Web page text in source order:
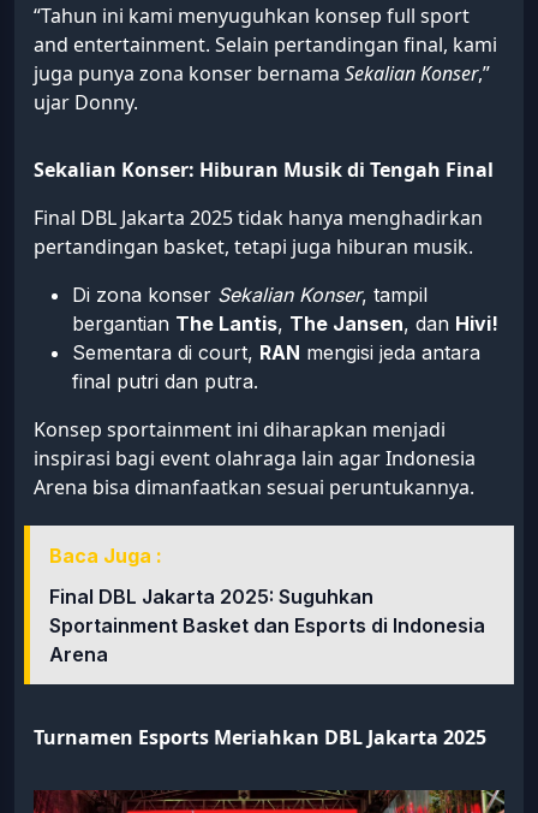
“Tahun ini kami menyuguhkan konsep full sport
and entertainment. Selain pertandingan final, kami
juga punya zona konser bernama Sekalian Konser,”
ujar Donny.
Sekalian Konser: Hiburan Musik di Tengah Final
Final DBL Jakarta 2025 tidak hanya menghadirkan
pertandingan basket, tetapi juga hiburan musik.
Di zona konser Sekalian Konser, tampil
bergantian The Lantis, The Jansen, dan Hivi!
Sementara di court, RAN mengisi jeda antara
final putri dan putra.
Konsep sportainment ini diharapkan menjadi
inspirasi bagi event olahraga lain agar Indonesia
Arena bisa dimanfaatkan sesuai peruntukannya.
Baca Juga :
Final DBL Jakarta 2025: Suguhkan
Sportainment Basket dan Esports di Indonesia
Arena
Turnamen Esports Meriahkan DBL Jakarta 2025